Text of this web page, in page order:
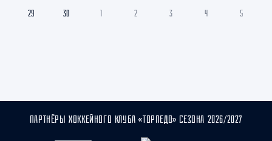
29 30 1 2 3 4 5
ПАРТНЁРЫ ХОККЕЙНОГО КЛУБА «ТОРПЕДО» СЕЗОНА 2026/2027